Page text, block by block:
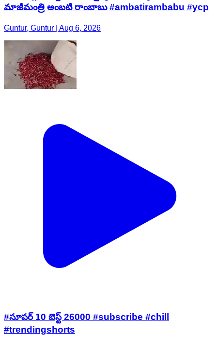
మాజీమంత్రి అంబటి రాంబాబు #ambatirambabu #ycp
Guntur, Guntur | Aug 6, 2026
#సూపర్ 10 బెస్ట్ 26000 #subscribe #chill
#trendingshorts